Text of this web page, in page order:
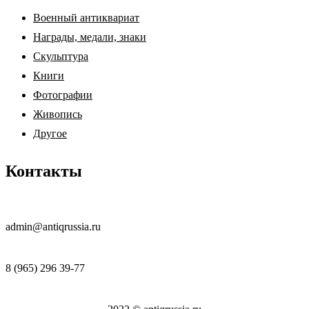
Военный антиквариат
Награды, медали, знаки
Скульптура
Книги
Фотографии
Живопись
Другое
Контакты
admin@antiqrussia.ru
8 (965) 296 39-77